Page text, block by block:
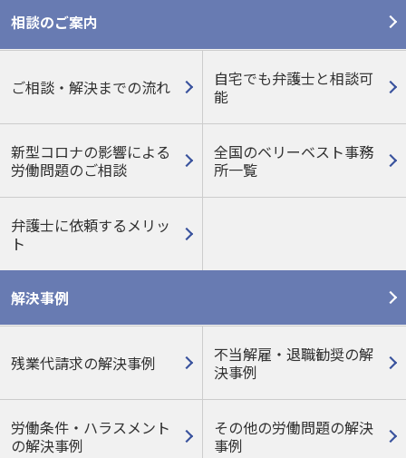
相談のご案内
ご相談・解決までの流れ
自宅でも弁護士と相談可
能
新型コロナの影響による
労働問題のご相談
全国のベリーベスト事務
所一覧
弁護士に依頼するメリッ
ト
解決事例
残業代請求の解決事例
不当解雇・退職勧奨の解
決事例
労働条件・ハラスメント
の解決事例
その他の労働問題の解決
事例